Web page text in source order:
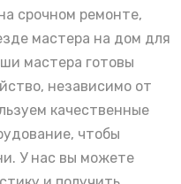
срочном ремонте,
мастера на дом для
мастера готовы
независимо от
качественные
чтобы
У нас вы можете